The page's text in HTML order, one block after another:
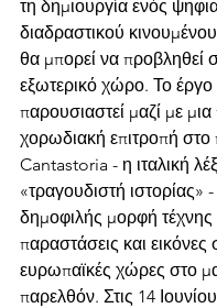
τη δημιουργία ενός
διαδραστικού
θα μπορεί να προβληθεί
εξωτερικό χώρο. Το
παρουσιαστεί μαζί με
χορωδιακή επιτροπή στο
Cantastoria - η ιταλική
«τραγουδιστή ιστορίας» -
δημοφιλής μορφή
παραστάσεις και εικόνες
ευρωπαϊκές χώρες στο
παρελθόν. Στις 14